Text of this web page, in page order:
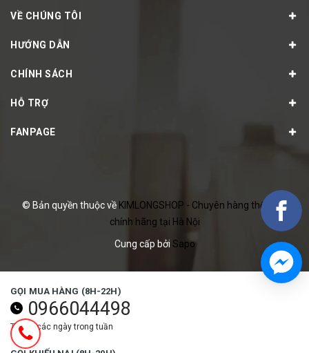
VỀ CHÚNG TÔI
HƯỚNG DẪN
CHÍNH SÁCH
HỖ TRỢ
FANPAGE
© Bản quyền thuộc về KIMLONGSHOP - Chuyên hàng thể thao
chính hãng tại Hà Nội
Cung cấp bởi Sapo
GỌI MUA HÀNG (8H-22H)
0966044498
Tất cả các ngày trong tuần